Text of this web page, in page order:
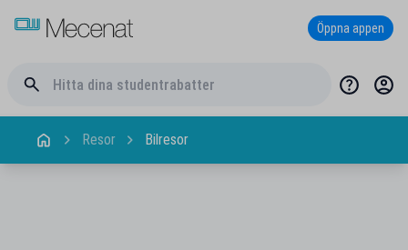
Öppna appen
Resor Bilresor